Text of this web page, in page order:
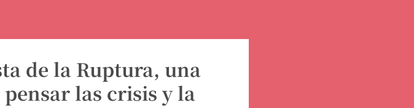
de la Ruptura, una
las crisis y la